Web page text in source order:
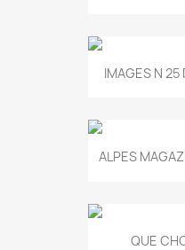
IMAGES N 25
ALPES
QUE